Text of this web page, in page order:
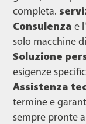
completa.
Consulenza e
solo macchine
Soluzione
esigenze
Assistenza
termine e
sempre pronte